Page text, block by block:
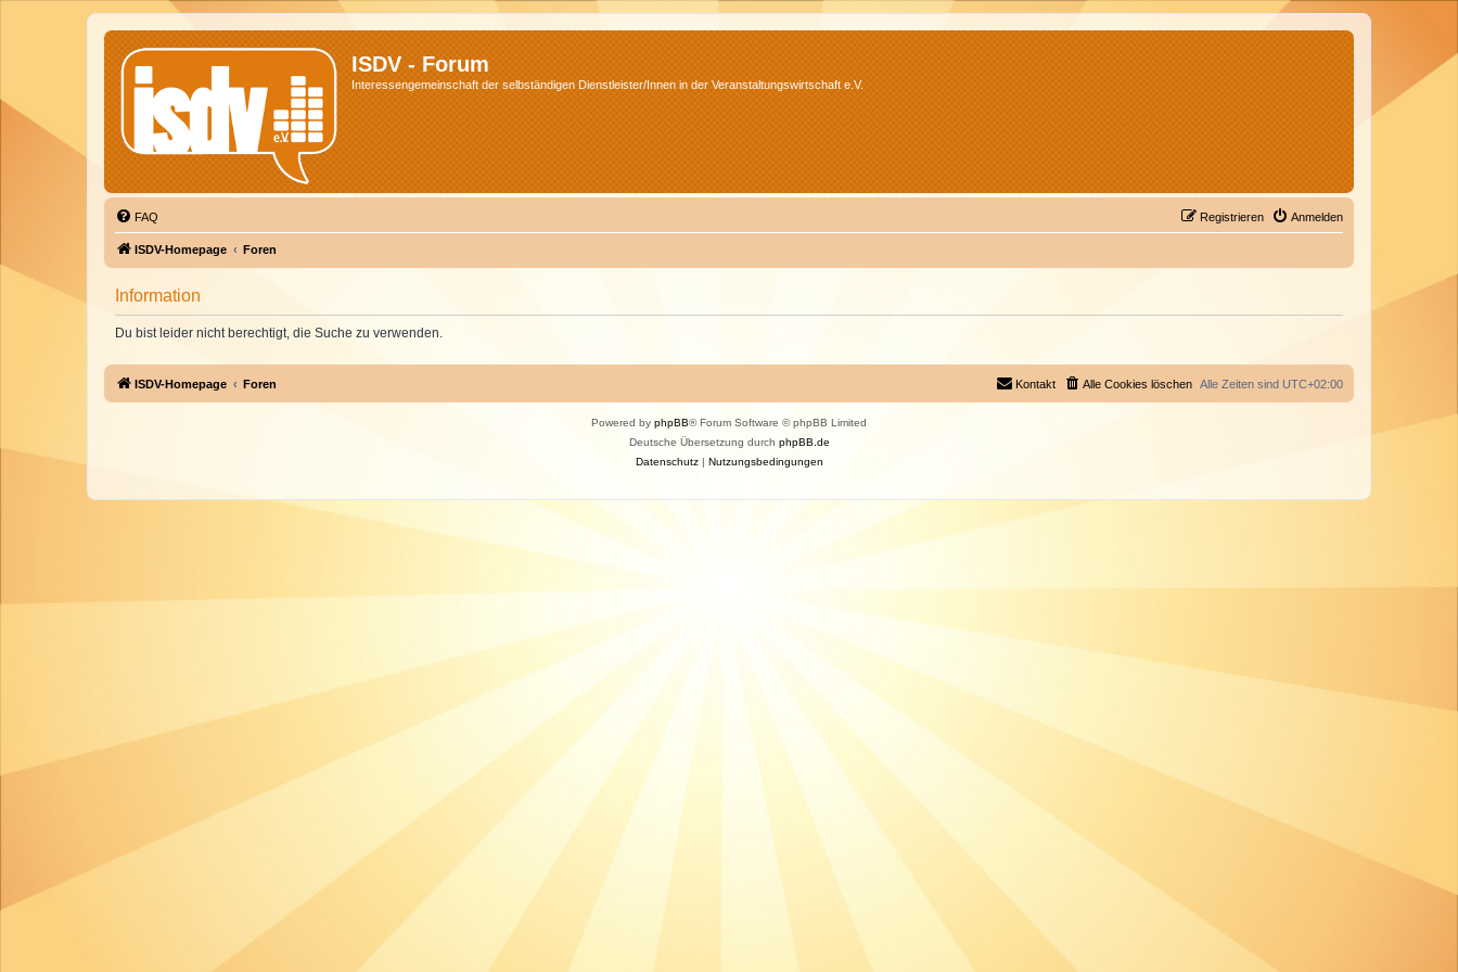
ISDV - Forum
Interessengemeinschaft der selbständigen Dienstleister/Innen in der Veranstaltungswirtschaft e.V.
FAQ Anmelden
Registrieren
ISDV-Homepage Foren
Information
Du bist leider nicht berechtigt, die Suche zu verwenden.
ISDV-Homepage Foren Alle Zeiten sind UTC+02:00
Alle Cookies löschen
Kontakt
Powered by phpBB® Forum Software © phpBB Limited
Deutsche Übersetzung durch phpBB.de
Datenschutz| Nutzungsbedingungen